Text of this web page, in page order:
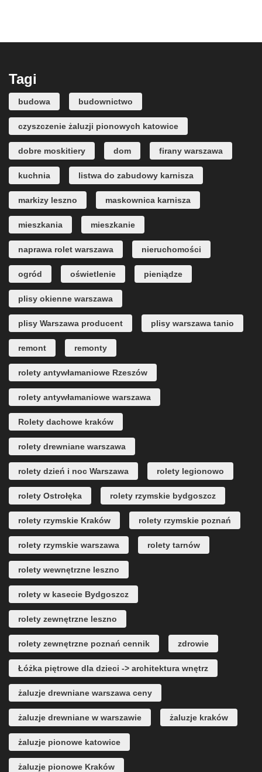
Tagi
budowa budownictwo
czyszczenie żaluzji pionowych katowice
dobre moskitiery dom firany warszawa
kuchnia listwa do zabudowy karnisza
markizy leszno maskownica karnisza
mieszkania mieszkanie
naprawa rolet warszawa nieruchomości
ogród oświetlenie pieniądze
plisy okienne warszawa
plisy Warszawa producent plisy warszawa tanio
remont remonty
rolety antywłamaniowe Rzeszów
rolety antywłamaniowe warszawa
Rolety dachowe kraków
rolety drewniane warszawa
rolety dzień i noc Warszawa rolety legionowo
rolety Ostrołęka rolety rzymskie bydgoszcz
rolety rzymskie Kraków rolety rzymskie poznań
rolety rzymskie warszawa rolety tarnów
rolety wewnętrzne leszno
rolety w kasecie Bydgoszcz
rolety zewnętrzne leszno
rolety zewnętrzne poznań cennik zdrowie
Łóżka piętrowe dla dzieci -> architektura wnętrz
żaluzje drewniane warszawa ceny
żaluzje drewniane w warszawie żaluzje kraków
żaluzje pionowe katowice
żaluzje pionowe Kraków